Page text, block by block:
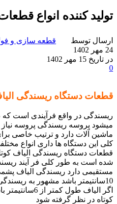
تولید کننده انواع
ارسال توسط
قطعه سازی و
24 مهر 1402
در تاریخ 15 مهر 1402
0
قطعات دستگاه ریسندگی
ریسندگی در واقع فرآیندی است که
میشود پروسه ریسندگی پروسه
ماشین آلات دارد و ترتیب خاصی
کلی این دستگاه ها داری انواع
قطعات دستگاه ریسندگی الیاف
شده است به طور کلی فر آیند
مستقیمی دارد ریسندگی الیاف
10سانتیمتر باشد مشهور به
اگر الیاف طول
کوتاه در نظر گرفته شود